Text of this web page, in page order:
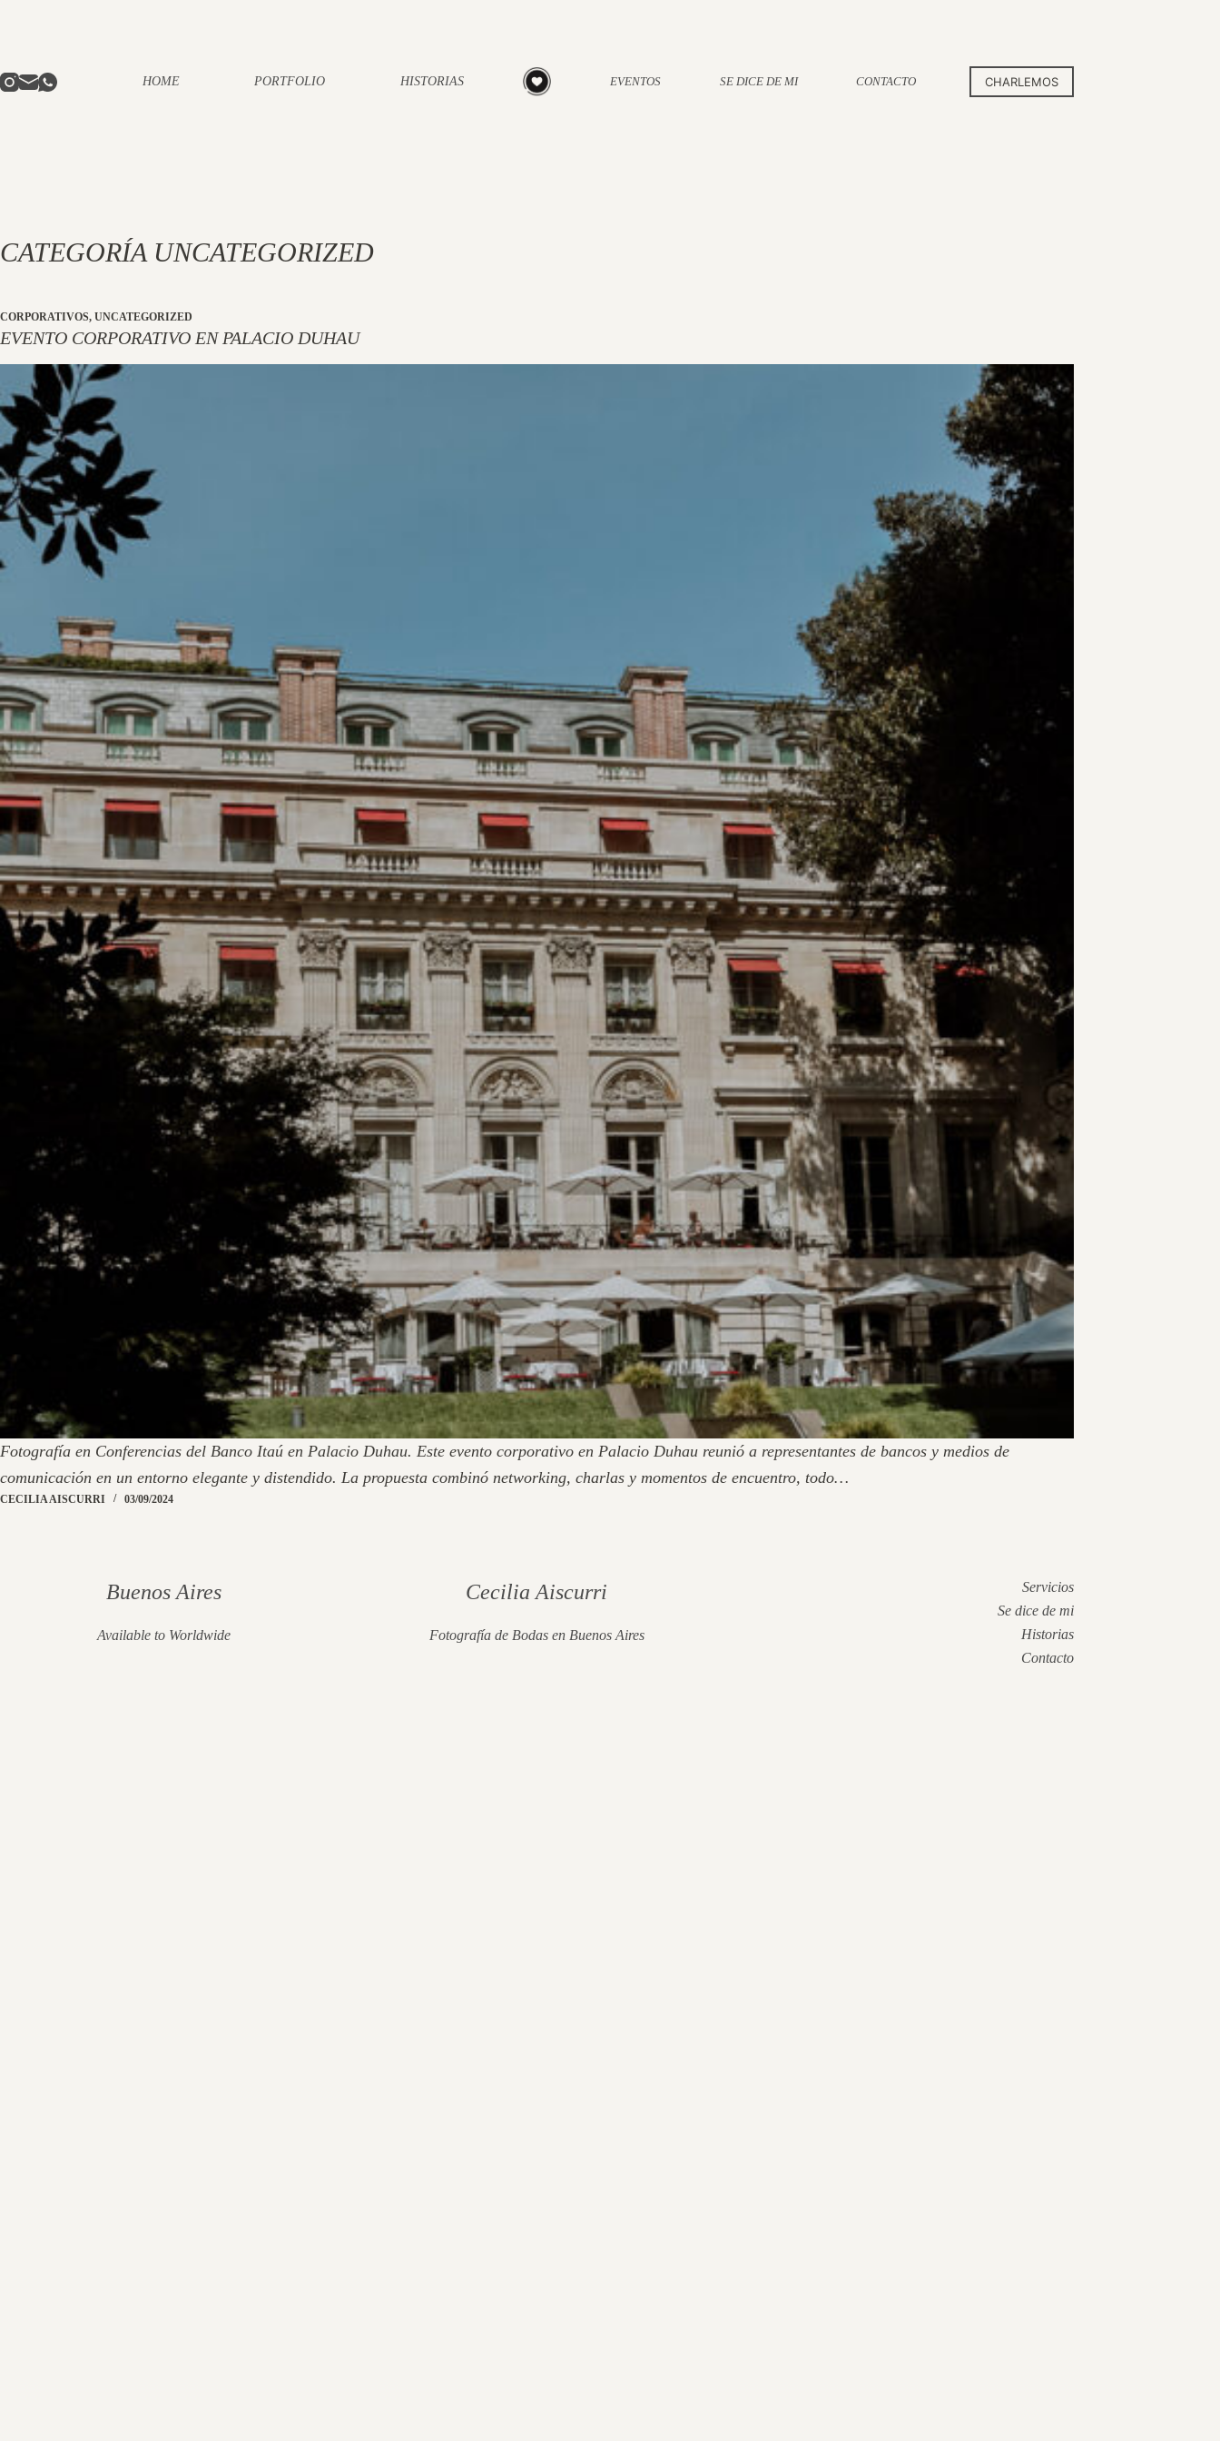
HOME PORTFOLIO HISTORIAS EVENTOS SE DICE DE MI CONTACTO CHARLEMOS
CATEGORÍA UNCATEGORIZED
CORPORATIVOS, UNCATEGORIZED
EVENTO CORPORATIVO EN PALACIO DUHAU
Fotografía en Conferencias del Banco Itaú en Palacio Duhau. Este evento corporativo en Palacio Duhau reunió a representantes de bancos y medios de
comunicación en un entorno elegante y distendido. La propuesta combinó networking, charlas y momentos de encuentro, todo…
CECILIA AISCURRI 03/09/2024
Buenos Aires
Available to Worldwide
Cecilia Aiscurri
Fotografía de Bodas en Buenos Aires
Servicios
Se dice de mi
Historias
Contacto